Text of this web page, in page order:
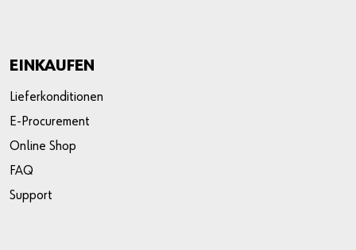
EINKAUFEN
Lieferkonditionen
E-Procurement
Online Shop
FAQ
Support